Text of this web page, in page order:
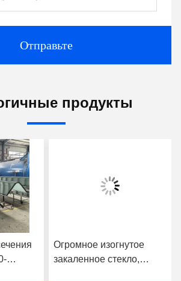
Отправьте
продукты
Огромное изогнутое
закаленное стекло,